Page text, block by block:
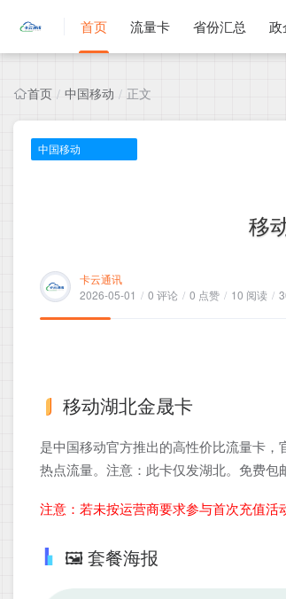
首页 流量卡 省份汇总 政
首页 / 中国移动 / 正文
中国移动
移
卡云通讯
2026-05-01 / 0 评论 / 0 点赞 / 10 阅读 /
移动湖北金晟卡
是中国移动官方推出的高性价比流量卡
热点流量。注意：此卡仅发湖北。免费包
注意：若未按运营商要求参与首次充值
🖼️ 套餐海报